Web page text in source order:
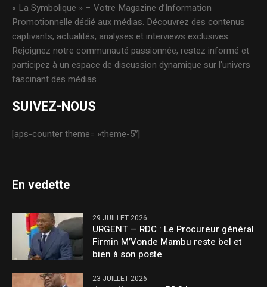
« La Symbolique » – Votre Magazine d’Information
Promotionnelle dédié aux médias. Découvrez des contenus
captivants, actualités, analyses et interviews exclusives.
Rejoignez notre communauté passionnée, restez informé et
participez à un espace de discussion dynamique sur l’univers
fascinant des médias.
SUIVEZ-NOUS
[aps-counter theme= »theme-5″]
En vedette
29 JUILLET 2026
URGENT — RDC : Le Procureur général
Firmin M’Vonde Mambu reste bel et
bien à son poste
23 JUILLET 2026